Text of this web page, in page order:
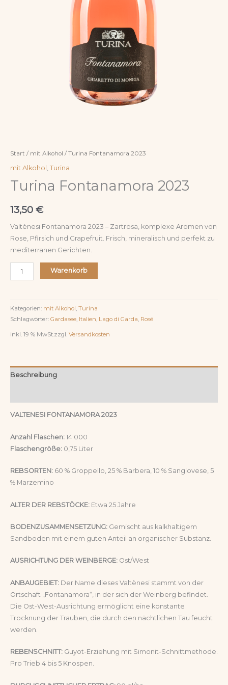
Start / mit Alkohol / Turina Fontanamora 2023
mit Alkohol Turina
Turina Fontanamora 2023
13,50 €
Valtènesi Fontanamora 2023 – Zartrosa, komplexe Aromen von
Rose, Pfirsich und Grapefruit. Frisch, mineralisch und perfekt zu
mediterranen Gerichten.
Warenkorb
Kategorien: mit Alkohol, Turina
Schlagwörter: Gardasee, Italien, Lago di Garda, Rosé
inkl. 19 % MwSt.zzgl. Versandkosten
Beschreibung
VALTENESI FONTANAMORA 2023
Anzahl Flaschen: 14.000
Flaschengröße: 0,75 Liter
REBSORTEN: 60 % Groppello, 25 % Barbera, 10 % Sangiovese, 5
% Marzemino
ALTER DER REBSTÖCKE: Etwa 25 Jahre
BODENZUSAMMENSETZUNG: Gemischt aus kalkhaltigem
Sandboden mit einem guten Anteil an organischer Substanz.
AUSRICHTUNG DER WEINBERGE: Ost/West
ANBAUGEBIET: Der Name dieses Valtènesi stammt von der
Ortschaft „Fontanamora“, in der sich der Weinberg befindet.
Die Ost-West-Ausrichtung ermöglicht eine konstante
Trocknung der Trauben, die durch den nächtlichen Tau feucht
werden.
REBENSCHNITT: Guyot-Erziehung mit Simonit-Schnittmethode.
Pro Trieb 4 bis 5 Knospen.